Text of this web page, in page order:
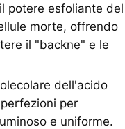
potere esfoliante del
morte, offrendo
il "backne" e le
dell'acido
per
e uniforme.